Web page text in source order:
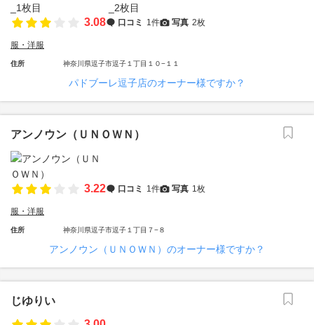
3.08 口コミ 1件 写真 2枚
服・洋服
住所 神奈川県逗子市逗子１丁目１０−１１
パドブーレ逗子店のオーナー様ですか？
アンノウン（ＵＮＯＷＮ）
3.22 口コミ 1件 写真 1枚
服・洋服
住所 神奈川県逗子市逗子１丁目７−８
アンノウン（ＵＮＯＷＮ）のオーナー様ですか？
じゆりい